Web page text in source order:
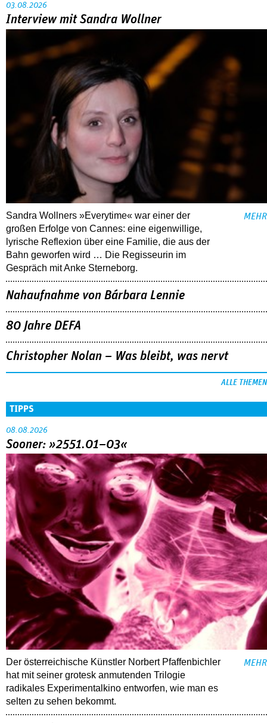
03.08.2026
Interview mit Sandra Wollner
Sandra Wollners »Everytime« war einer der
großen Erfolge von Cannes: eine eigenwillige,
lyrische Reflexion über eine ­Familie, die aus der
Bahn geworfen wird … Die Regisseurin im
Gespräch mit Anke Sterneborg.
MEHR
Nahaufnahme von Bárbara Lennie
80 Jahre DEFA
Christopher Nolan – Was bleibt, was nervt
ALLE THEMEN
TIPPS
08.08.2026
Sooner: »2551.01–03«
Der österreichische Künstler Norbert Pfaffenbichler
hat mit seiner grotesk anmutenden Trilogie
radikales Experimentalkino entworfen, wie man es
selten zu sehen bekommt.
MEHR